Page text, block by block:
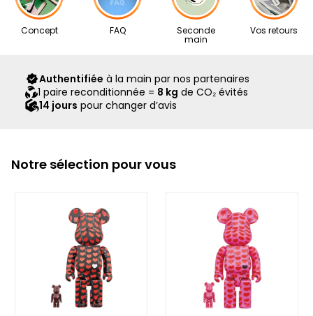
Nos articles proviennent exclusivement de notre réseau de
revendeurs partenaires, sélectionnés avec soin pour leur
scellé Second Step attestant qu’ils ont été contrôlés et
expédiés par notre équipe.
Concept FAQ Seconde
main
Vos retours
Authentifiée à la main par nos partenaires
1 paire reconditionnée = 8 kg de CO₂ évités
14 jours pour changer d’avis
Notre sélection pour vous